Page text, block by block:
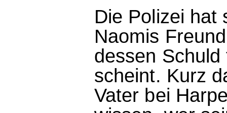
Die Polizei hat
Naomis
dessen
scheint. Kurz
Vater bei